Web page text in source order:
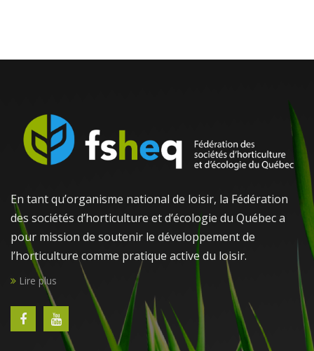
En tant qu’organisme national de loisir, la Fédération
des sociétés d’horticulture et d’écologie du Québec a
pour mission de soutenir le développement de
l’horticulture comme pratique active du loisir.
Lire plus